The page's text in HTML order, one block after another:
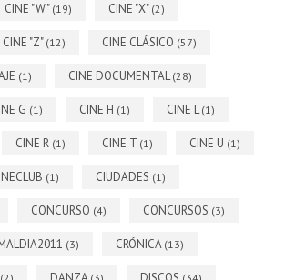
CINE "W" (19) CINE "X" (2)
CINE "Z" (12) CINE CLÁSICO (57)
(1) CINE DOCUMENTAL(28)
G (1) CINE H (1) CINE L(1)
CINE R (1) CINE T (1) CINE U (1)
(1) CIUDADES (1)
CONCURSO (4) CONCURSOS (3)
(3) CRÓNICA (13)